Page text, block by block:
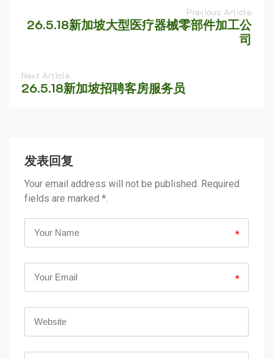
Previous Article
26.5.18新加坡大型医疗器械零部件加工公
司
Next Article
26.5.18新加坡招聘客房服务员
发表回复
Your email address will not be published. Required
fields are marked *.
*
*